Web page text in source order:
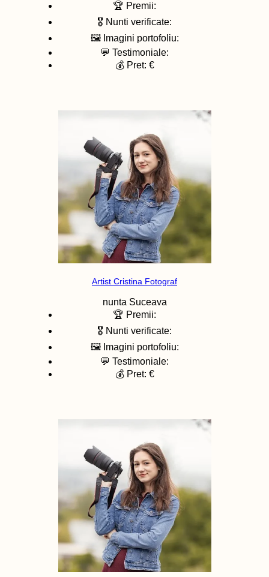
🏆 Premii:
🎖️ Nunti verificate:
🖼️ Imagini portofoliu:
💬 Testimoniale:
💰 Pret: €
Artist Cristina Fotograf
nunta Suceava
🏆 Premii:
🎖️ Nunti verificate:
🖼️ Imagini portofoliu:
💬 Testimoniale:
💰 Pret: €